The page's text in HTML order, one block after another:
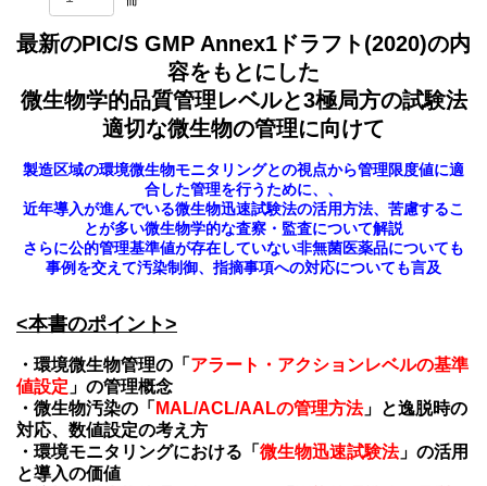
最新のPIC/S GMP Annex1ドラフト(2020)の内
容をもとにした
微生物学的品質管理レベルと3極局方の試験法
適切な微生物の管理に向けて
製造区域の環境微生物モニタリングとの視点から管理限度値に適
合した管理を行うために、、
近年導入が進んでいる微生物迅速試験法の活用方法、苦慮するこ
とが多い微生物学的な査察・監査について解説
さらに公的管理基準値が存在していない非無菌医薬品についても
事例を交えて汚染制御、指摘事項への対応についても言及
<本書のポイント>
・環境微生物管理の「 アラート・アクションレベルの基準
値設定 」の管理概念
・微生物汚染の「 MAL/ACL/AALの管理方法」と逸脱時の
対応、数値設定の考え方
・環境モニタリングにおける「 微生物迅速試験法」の活用
と導入の価値